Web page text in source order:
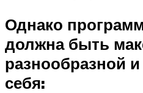
Однако
должна быть
разнообразной
себя: